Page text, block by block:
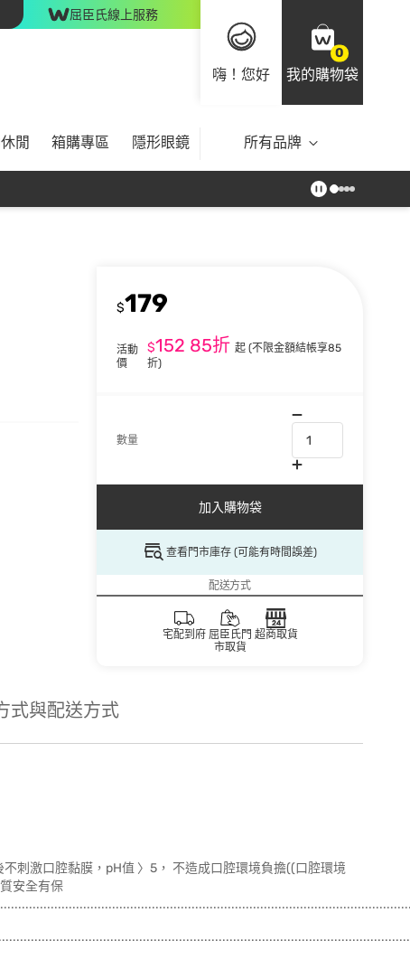
屈臣氏線上服務
嗨！您好
0
我的購物袋
閒 箱購專區 隱形眼鏡 所有品牌
$179
活動
價
$152 85折 起 (不限金額結帳享85
折)
數量
加入購物袋
查看門市庫存 (可能有時間誤差)
配送方式
宅配到府 屈臣氏門
市取貨
超商取貨
式與配送方式
刺激口腔黏膜，pH值 〉5， 不造成口腔環境負擔((口腔環境
安全有保